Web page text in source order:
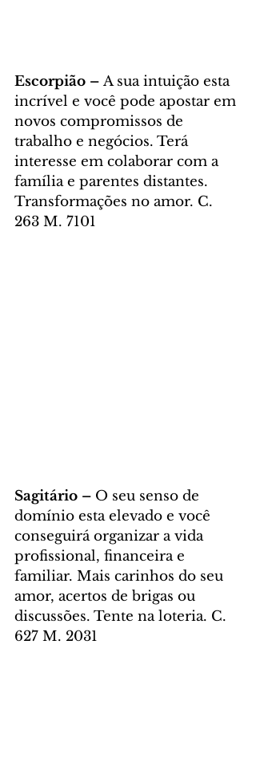
Escorpião – A sua intuição esta
incrível e você pode apostar em
novos compromissos de
trabalho e negócios. Terá
interesse em colaborar com a
família e parentes distantes.
Transformações no amor. C.
263 M. 7101
Sagitário – O seu senso de
domínio esta elevado e você
conseguirá organizar a vida
profissional, financeira e
familiar. Mais carinhos do seu
amor, acertos de brigas ou
discussões. Tente na loteria. C.
627 M. 2031